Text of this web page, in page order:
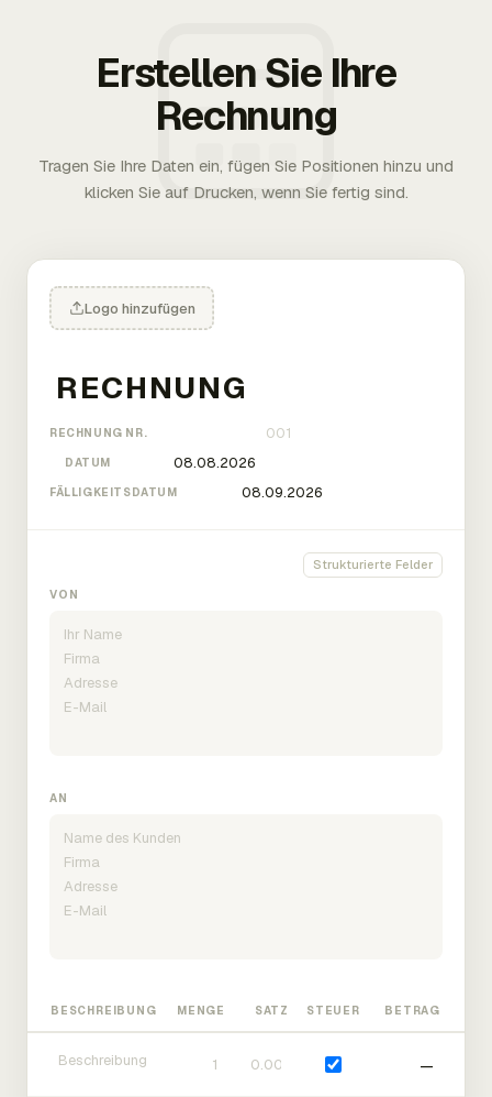
Erstellen Sie Ihre
Rechnung
Tragen Sie Ihre Daten ein, fügen Sie Positionen hinzu und
klicken Sie auf Drucken, wenn Sie fertig sind.
Logo hinzufügen
RECHNUNG NR.
DATUM
FÄLLIGKEITSDATUM
Strukturierte Felder
VON
AN
BESCHREIBUNG MENGE SATZ STEUER BETRAG
—